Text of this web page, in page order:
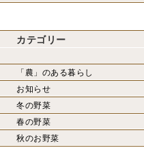
カテゴリー
「農」のある暮らし
お知らせ
冬の野菜
春の野菜
秋のお野菜